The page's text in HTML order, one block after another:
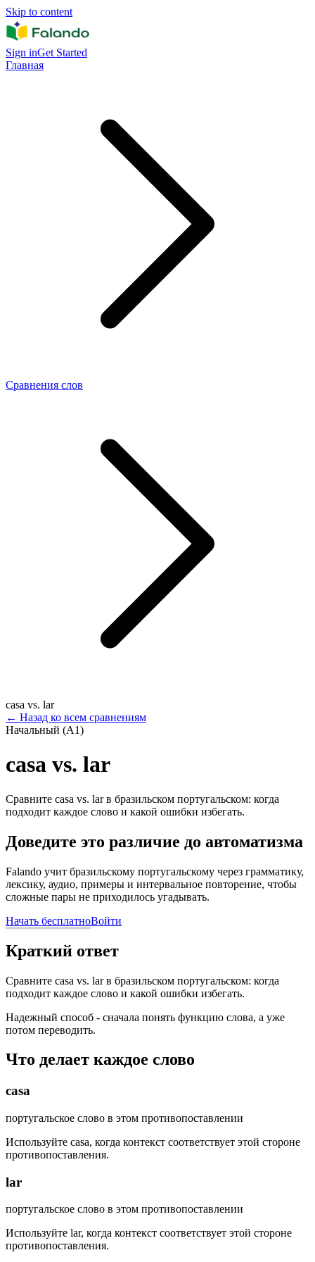
Skip to content
Sign inGet Started
Главная
Сравнения слов
casa vs. lar
← Назад ко всем сравнениям
Начальный (A1)
casa vs. lar
Сравните casa vs. lar в бразильском португальском: когда
подходит каждое слово и какой ошибки избегать.
Доведите это различие до автоматизма
Falando учит бразильскому португальскому через грамматику,
лексику, аудио, примеры и интервальное повторение, чтобы
сложные пары не приходилось угадывать.
Начать бесплатноВойти
Краткий ответ
Сравните casa vs. lar в бразильском португальском: когда
подходит каждое слово и какой ошибки избегать.
Надежный способ - сначала понять функцию слова, а уже
потом переводить.
Что делает каждое слово
casa
португальское слово в этом противопоставлении
Используйте casa, когда контекст соответствует этой стороне
противопоставления.
lar
португальское слово в этом противопоставлении
Используйте lar, когда контекст соответствует этой стороне
противопоставления.